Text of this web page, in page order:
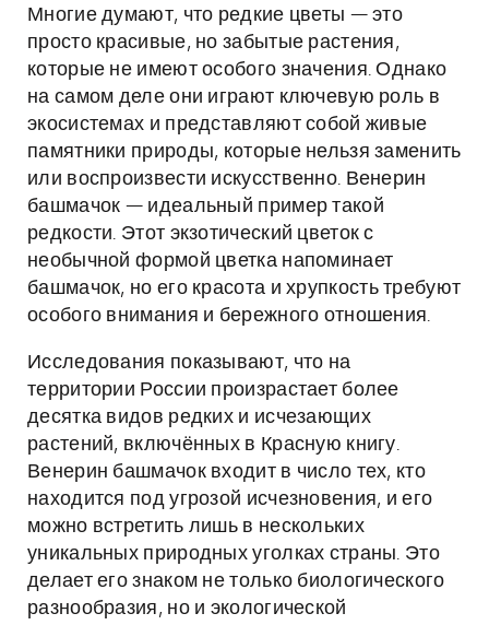
Многие думают, что редкие цветы — это
просто красивые, но забытые растения,
которые не имеют особого значения. Однако
на самом деле они играют ключевую роль в
экосистемах и представляют собой живые
памятники природы, которые нельзя заменить
или воспроизвести искусственно. Венерин
башмачок — идеальный пример такой
редкости. Этот экзотический цветок с
необычной формой цветка напоминает
башмачок, но его красота и хрупкость требуют
особого внимания и бережного отношения.
Исследования показывают, что на
территории России произрастает более
десятка видов редких и исчезающих
растений, включённых в Красную книгу.
Венерин башмачок входит в число тех, кто
находится под угрозой исчезновения, и его
можно встретить лишь в нескольких
уникальных природных уголках страны. Это
делает его знаком не только биологического
разнообразия, но и экологической